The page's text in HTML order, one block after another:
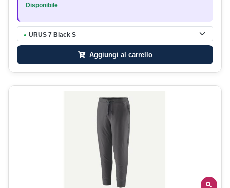
Disponibile
● URUS 7 Black S
Aggiungi al carrello